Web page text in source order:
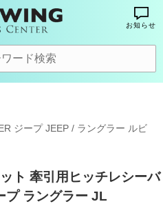
お知らせ
ジープ JEEP / ラングラー ルビ
ト 牽引用ヒッチレシーバ
プ ラングラー JL